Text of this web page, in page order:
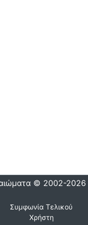
© 2002-2026
Συμφωνία Τελικού
Χρήστη